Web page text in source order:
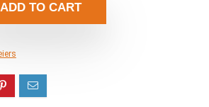
ADD TO CART